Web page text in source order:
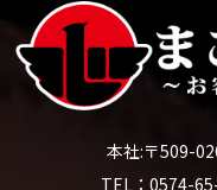
宜見直し、その改善に
本社:〒509-
TEL：0574-